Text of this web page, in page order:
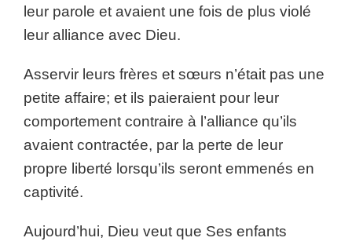
leur parole et avaient une fois de plus violé
leur alliance avec Dieu.
Asservir leurs frères et sœurs n’était pas une
petite affaire; et ils paieraient pour leur
comportement contraire à l’alliance qu’ils
avaient contractée, par la perte de leur
propre liberté lorsqu’ils seront emmenés en
captivité.
Aujourd’hui, Dieu veut que Ses enfants